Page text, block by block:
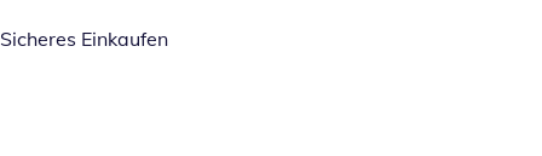
Sicheres Einkaufen